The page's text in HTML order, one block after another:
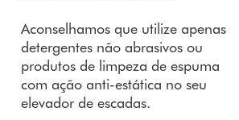
Aconselhamos que utilize apenas
detergentes não abrasivos ou
produtos de limpeza de espuma
com ação anti-estática no seu
elevador de escadas.